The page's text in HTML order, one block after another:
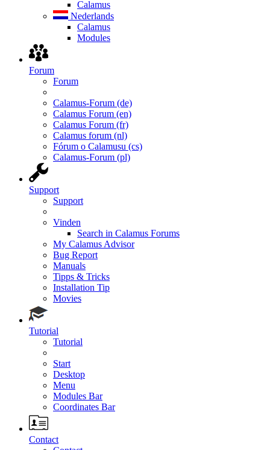
Calamus
Nederlands
Calamus
Modules
Forum
Forum
Calamus-Forum (de)
Calamus Forum (en)
Calamus Forum (fr)
Calamus forum (nl)
Fórum o Calamusu (cs)
Calamus-Forum (pl)
Support
Support
Vinden
Search in Calamus Forums
My Calamus Advisor
Bug Report
Manuals
Tipps & Tricks
Installation Tip
Movies
Tutorial
Tutorial
Start
Desktop
Menu
Modules Bar
Coordinates Bar
Contact